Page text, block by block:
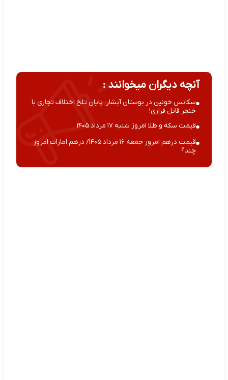
آنچه دیگران میخوانند :
سکانس خونین در بوستان آبشار؛ پایان تلخ اختلاف تجاری با
خنجر قاتل فراری!
قیمت سکه و طلا امروز شنبه ۱۷ مرداد ۱۴۰۵
قیمت درهم امروز جمعه ۱۶ مرداد ۱۴۰۵/ درهم امارات امروز
چند؟